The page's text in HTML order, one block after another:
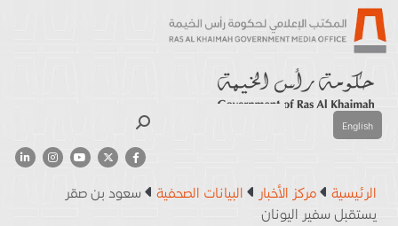
English
الرئيسية مركز الأخبار البيانات الصحفية
سعود بن صقر
يستقبل سفير اليونان